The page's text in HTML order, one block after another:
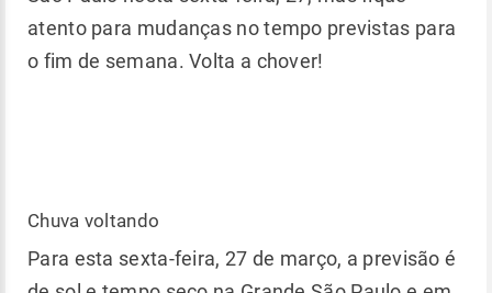
atento para mudanças no tempo previstas para
o fim de semana. Volta a chover!
Chuva voltando
Para esta sexta-feira, 27 de março, a previsão é